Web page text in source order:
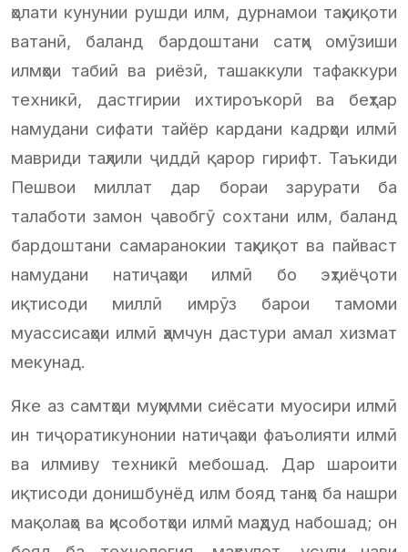
ҳолати кунунии рушди илм, дурнамои таҳқиқоти
ватанӣ, баланд бардоштани сатҳи омӯзиши
илмҳои табиӣ ва риёзӣ, ташаккули тафаккури
техникӣ, дастгирии ихтироъкорӣ ва беҳтар
намудани сифати тайёр кардани кадрҳои илмӣ
мавриди таҳлили ҷиддӣ қарор гирифт. Таъкиди
Пешвои миллат дар бораи зарурати ба
талаботи замон ҷавобгӯ сохтани илм, баланд
бардоштани самаранокии таҳқиқот ва пайваст
намудани натиҷаҳои илмӣ бо эҳтиёҷоти
иқтисоди миллӣ имрӯз барои тамоми
муассисаҳои илмӣ ҳамчун дастури амал хизмат
мекунад.
Яке аз самтҳои муҳимми сиёсати муосири илмӣ
ин тиҷоратикунонии натиҷаҳои фаъолияти илмӣ
ва илмиву техникӣ мебошад. Дар шароити
иқтисоди донишбунёд илм бояд танҳо ба нашри
мақолаҳо ва ҳисоботҳои илмӣ маҳдуд набошад; он